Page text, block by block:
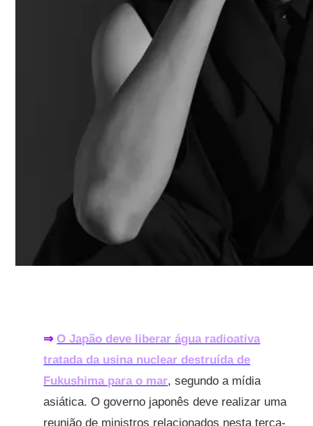
⇒O Japão deve liberar água radioativa
tratada da usina nuclear destruída de
Fukushima para o mar, segundo a mídia
asiática. O governo japonês deve realizar uma
reunião de ministros relacionados nesta terça-